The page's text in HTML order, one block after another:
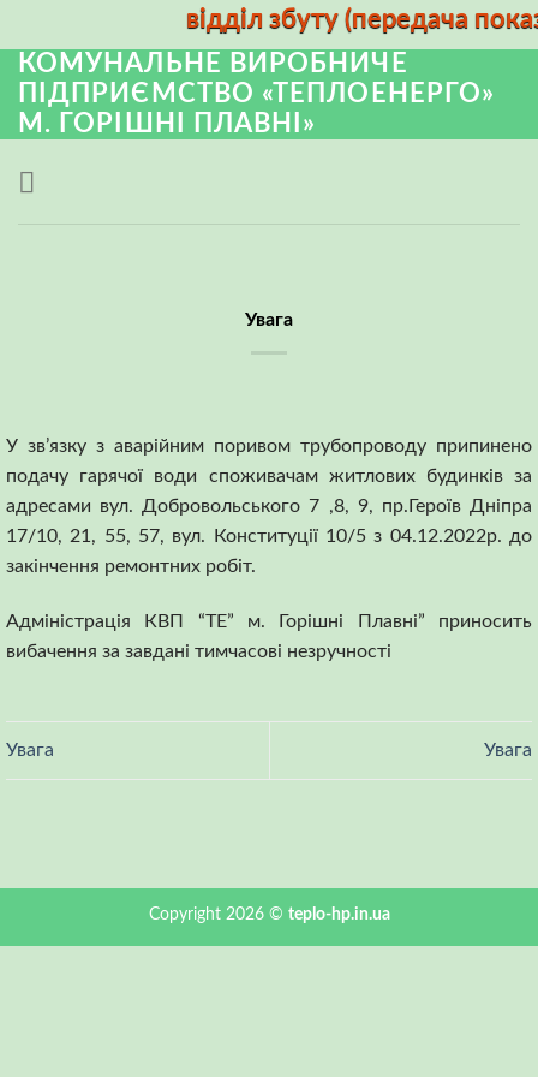
відділ збуту (передача
КОМУНАЛЬНЕ ВИРОБНИЧЕ
ПІДПРИЄМСТВО «ТЕПЛОЕНЕРГО»
М. ГОРІШНІ ПЛАВНІ»
Увага
У зв’язку з аварійним поривом трубопроводу припинено
подачу гарячої води споживачам житлових будинків за
адресами вул. Добровольського 7 ,8, 9, пр.Героїв Дніпра
17/10, 21, 55, 57, вул. Конституції 10/5 з 04.12.2022р. до
закінчення ремонтних робіт.
Адміністрація КВП “ТЕ” м. Горішні Плавні” приносить
вибачення за завдані тимчасові незручності
Увага Увага
Copyright 2026 © teplo-hp.in.ua